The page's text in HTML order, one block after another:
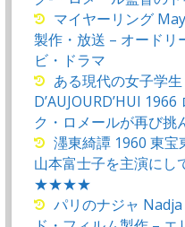
マイヤーリング
製作・放送 – オードリ
ビ・ドラマ
ある現代の女子学
D’AUJOURD’HUI
ク・ロメールが再び挑
濹東綺譚 1960 東宝
山本富士子を主演にし
★★★★
パリのナジャ